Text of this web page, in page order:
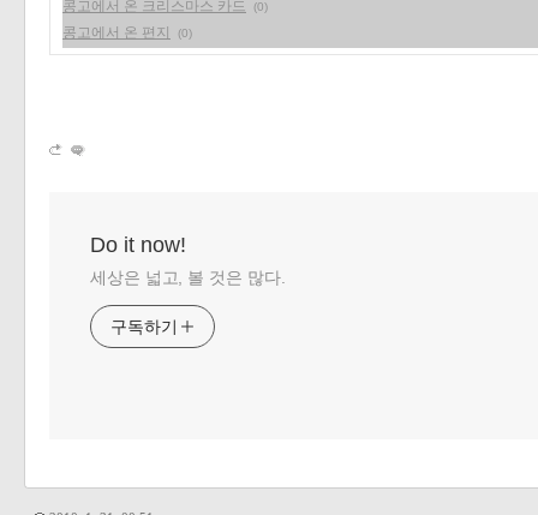
콩고에서 온 크리스마스 카드 (0)
콩고에서 온 편지 (0)
Do it now!
세상은 넓고, 볼 것은 많다.
구독하기